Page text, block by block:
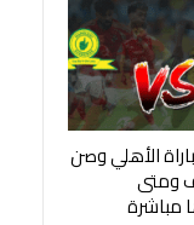
الأهلي وصن
ومتى
مباشرة